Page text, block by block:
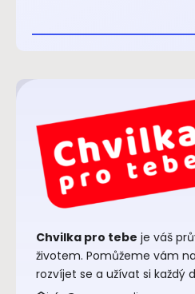
Chvilka pro tebe je váš
životem. Pomůžeme vám
rozvíjet se a užívat si každý